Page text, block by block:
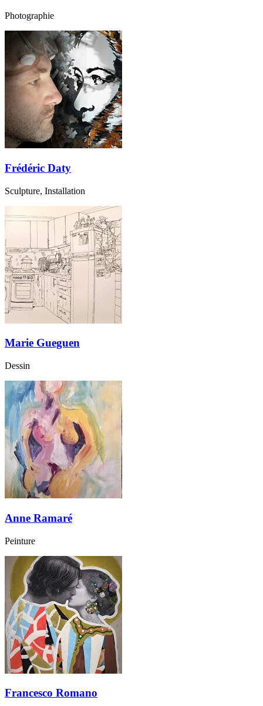
Photographie
Frédéric Daty
Sculpture, Installation
Marie Gueguen
Dessin
Anne Ramaré
Peinture
Francesco Romano